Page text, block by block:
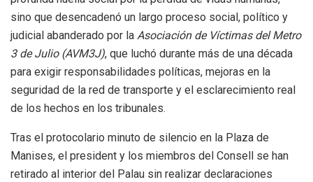
sino que desencadenó un largo proceso social, político y
judicial abanderado por la Asociación de Víctimas del Metro
3 de Julio (AVM3J), que luchó durante más de una década
para exigir responsabilidades políticas, mejoras en la
seguridad de la red de transporte y el esclarecimiento real
de los hechos en los tribunales.
Tras el protocolario minuto de silencio en la Plaza de
Manises, el president y los miembros del Consell se han
retirado al interior del Palau sin realizar declaraciones